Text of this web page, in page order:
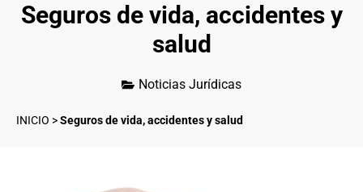
Seguros de vida, accidentes y
salud
Noticias Jurídicas
INICIO >Seguros de vida, accidentes y salud